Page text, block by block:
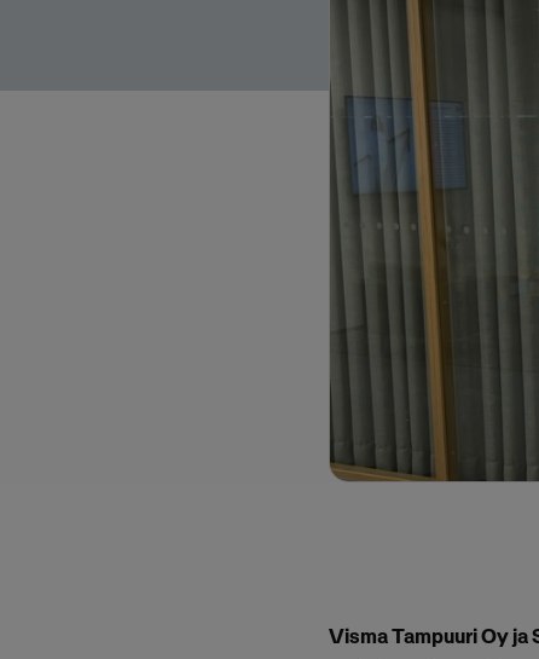
Visma Tampuuri Oy